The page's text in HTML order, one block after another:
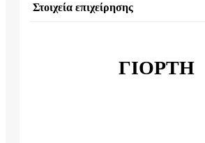
Στοιχεία επιχείρησης
ΓΙΟΡΤΗ